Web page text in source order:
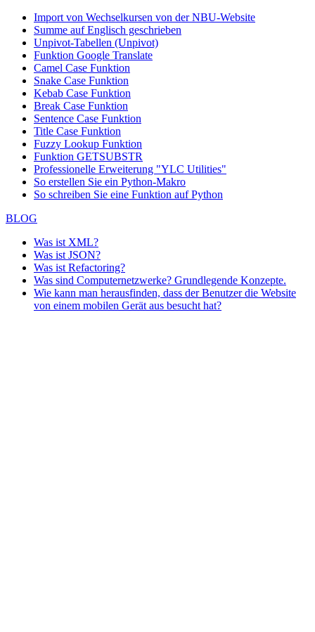
Import von Wechselkursen von der NBU-Website
Summe auf Englisch geschrieben
Unpivot-Tabellen (Unpivot)
Funktion Google Translate
Camel Case Funktion
Snake Case Funktion
Kebab Case Funktion
Break Case Funktion
Sentence Case Funktion
Title Case Funktion
Fuzzy Lookup Funktion
Funktion GETSUBSTR
Professionelle Erweiterung "YLC Utilities"
So erstellen Sie ein Python-Makro
So schreiben Sie eine Funktion auf Python
BLOG
Was ist XML?
Was ist JSON?
Was ist Refactoring?
Was sind Computernetzwerke? Grundlegende Konzepte.
Wie kann man herausfinden, dass der Benutzer die Website
von einem mobilen Gerät aus besucht hat?